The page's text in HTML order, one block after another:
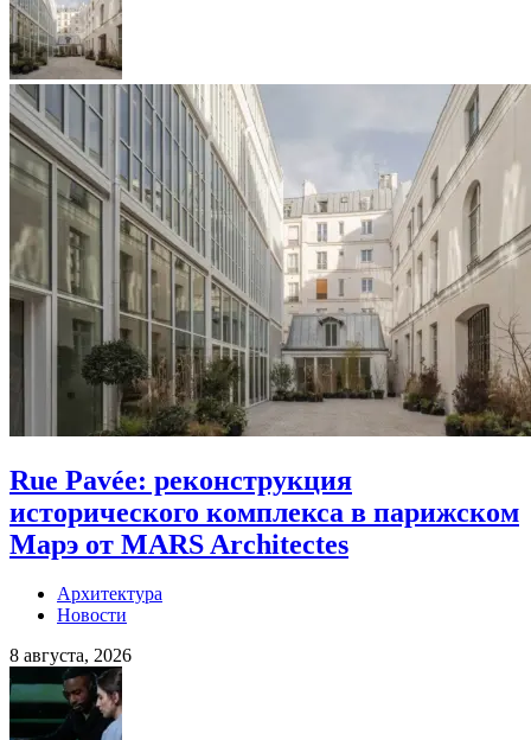
Rue Pavée: реконструкция
исторического комплекса в парижском
Марэ от MARS Architectes
Архитектура
Новости
8 августа, 2026